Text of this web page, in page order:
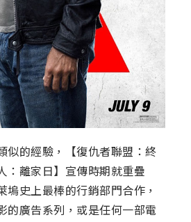
似的經驗，【復仇者聯盟：終
：離家日】宣傳時期就重疊
塢史上最棒的行銷部門合作，
的廣告系列，或是任何一部電